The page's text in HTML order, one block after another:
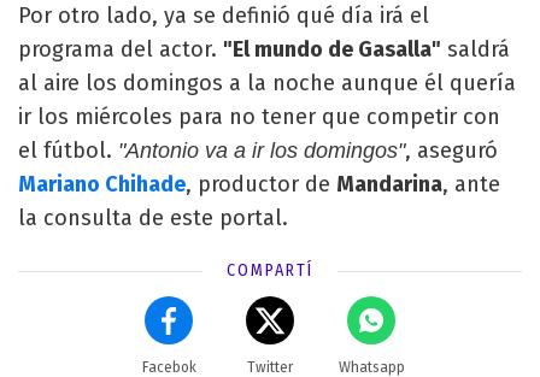
Por otro lado, ya se definió qué día irá el
programa del actor. "El mundo de Gasalla" saldrá
al aire los domingos a la noche aunque él quería
ir los miércoles para no tener que competir con
el fútbol. "Antonio va a ir los domingos", aseguró
Mariano Chihade, productor de Mandarina, ante
la consulta de este portal.
COMPARTÍ
Facebok Twitter Whatsapp